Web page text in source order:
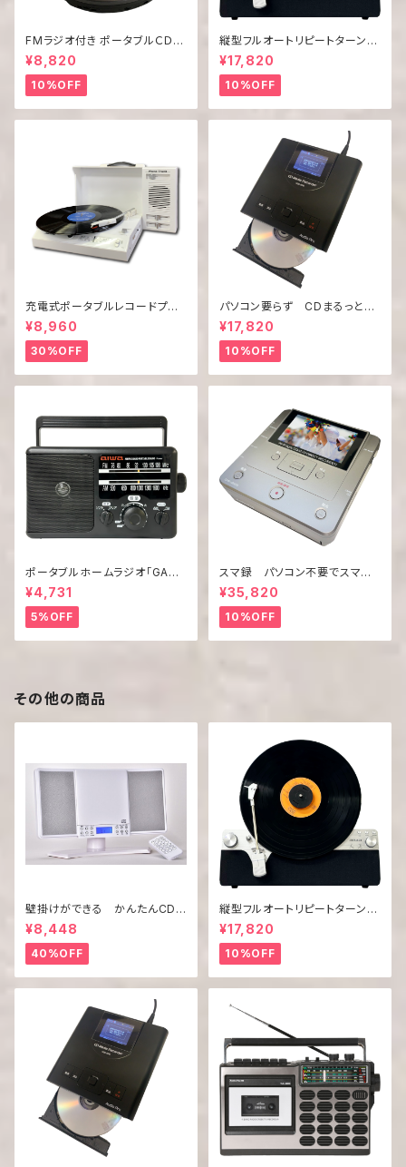
FMラジオ付き ポータブルＣＤプ
レーヤー CD-139FM
¥8,820
10%OFF
縦型フルオートリピートターンテ
ーブル「GAA4-FRT0002」
¥17,820
10%OFF
充電式ポータブルレコードプレ
ーヤー PHONO TRUNK「PT-
02」
¥8,960
30%OFF
パソコン要らず CDまるっと！
コピ太郎
¥17,820
10%OFF
ポータブルホームラジオ「GAA4
-PHR0001(BK)」
¥4,731
5%OFF
スマ録 パソコン不要でスマホ
の動画をDVDに録画！「DMR-0
820」
¥35,820
10%OFF
その他の商品
壁掛けができる かんたんCDコ
ンポ WM-2760BTW / BTS
¥8,448
40%OFF
縦型フルオートリピートターンテ
ーブル「GAA4-FRT0002」
¥17,820
10%OFF